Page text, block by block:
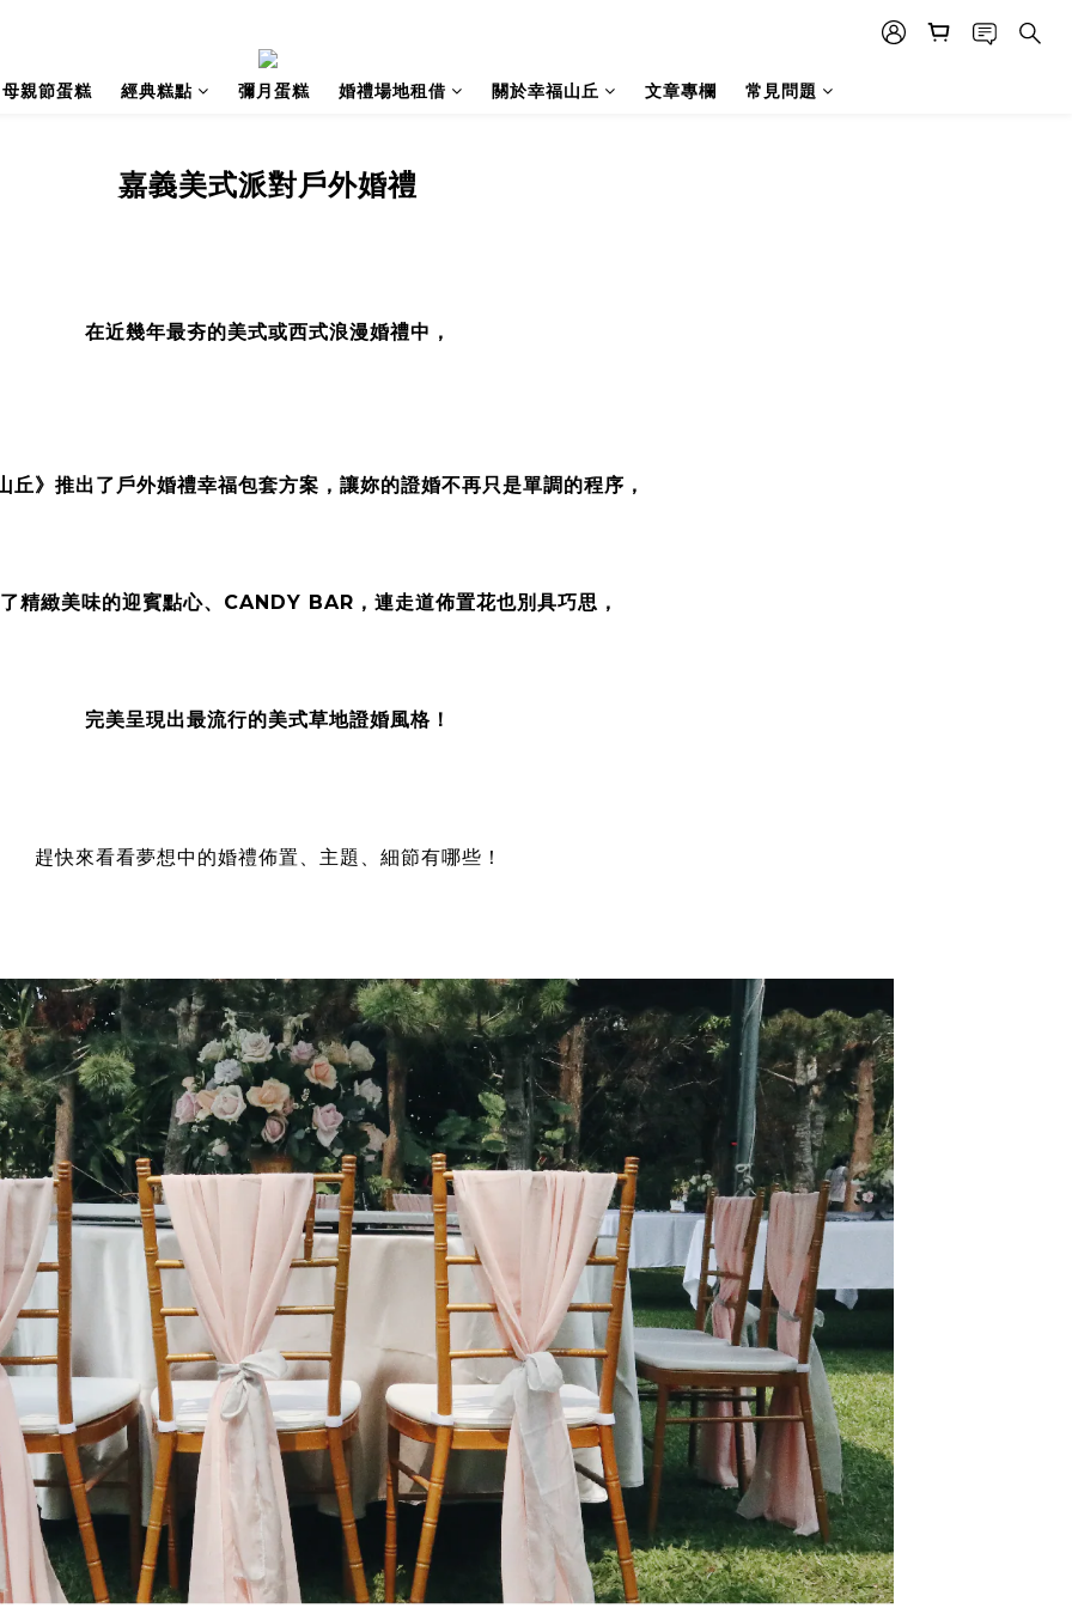
母親節蛋糕 經典糕點 彌月蛋糕 婚禮場地租借 關於幸福山丘 文章專欄 常見問題
嘉義美式派對戶外婚禮
在近幾年最夯的美式或西式浪漫婚禮中，
丘》推出了戶外婚禮幸福包套方案，讓妳的證婚不再只是單調的程序，
精緻美味的迎賓點心、CANDY BAR，連走道佈置花也別具巧思，
完美呈現出最流行的美式草地證婚風格！
趕快來看看夢想中的婚禮佈置、主題、細節有哪些！